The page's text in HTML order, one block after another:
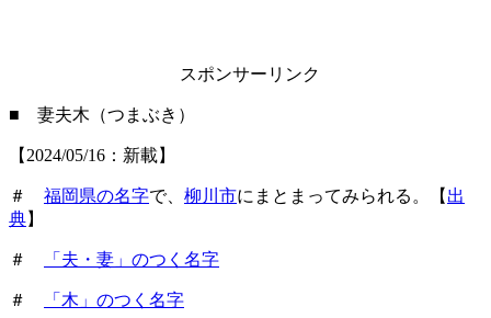
スポンサーリンク
■ 妻夫木（つまぶき）
【2024/05/16：新載】
＃ 福岡県の名字で、 柳川市にまとまってみられる。【 出
典】
＃ 「夫・妻」のつく名字
＃ 「木」のつく名字